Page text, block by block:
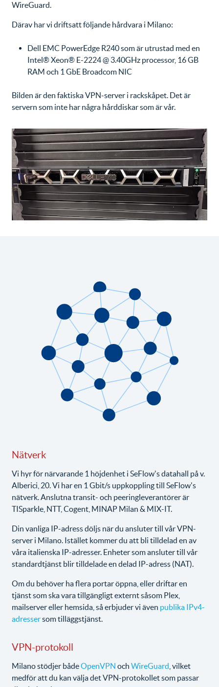
WireGuard.
Därav har vi driftsatt följande hårdvara i Milano:
Dell EMC PowerEdge R240 som är utrustad med en
Intel® Xeon® E-2224 @ 3.40GHz processor, 16 GB
RAM och 1 GbE Broadcom NIC
Bilden är den faktiska VPN-server i rackskåpet. Det är
servern som inte har några hårddiskar som är vår.
Nätverk
Vi hyr för närvarande 1 höjdenhet i SeFlow's datahall på v.
Alberici, 20. Vi har en 1 Gbit/s uppkoppling till SeFlow's
nätverk. Anslutna transit- och peeringleverantörer är
TISparkle, NTT, Cogent, MINAP Milan & MIX-IT.
Din vanliga IP-adress döljs när du ansluter till vår VPN-
server i Milano. Istället kommer du att bli tilldelad en av
våra italienska IP-adresser. Enheter som ansluter till vår
standardtjänst blir tilldelade en delad IP-adress (NAT).
Om du behöver ha flera portar öppna, eller driftar en
tjänst som ska vara tillgängligt externt såsom Plex,
mailserver eller hemsida, så erbjuder vi även publika IPv4-
adressersom tilläggstjänst.
VPN-protokoll
Milano stödjer bådeOpenVPN och WireGuard , vilket
medför att du kan välja det VPN-protokollet som passar